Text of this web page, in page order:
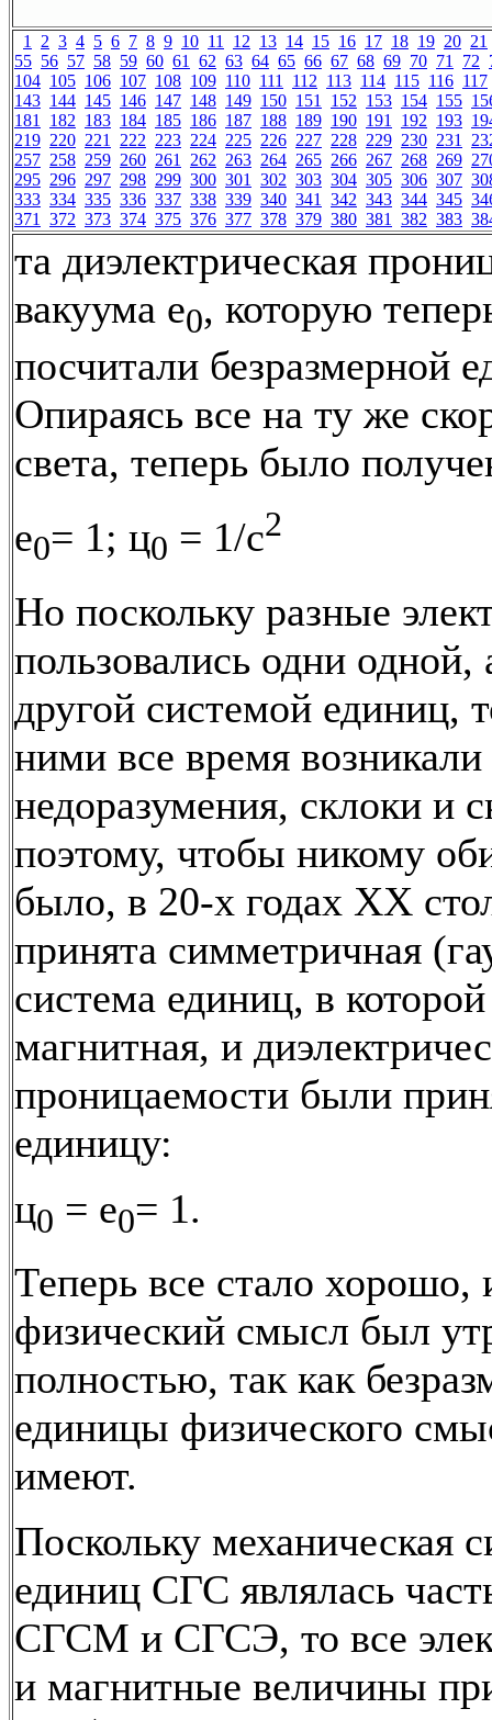
1 2 3 4 5 6 7 8 9 10 11 12 13 14 15 16 17 18 19 20 21
55 56 57 58 59 60 61 62 63 64 65 66 67 68 69 70 71 72
104 105 106 107 108 109 110 111 112 113 114 115 116 117
143 144 145 146 147 148 149 150 151 152 153 154 155
181 182 183 184 185 186 187 188 189 190 191 192 193
219 220 221 222 223 224 225 226 227 228 229 230 231
257 258 259 260 261 262 263 264 265 266 267 268 269
295 296 297 298 299 300 301 302 303 304 305 306 307
333 334 335 336 337 338 339 340 341 342 343 344 345
371 372 373 374 375 376 377 378 379 380 381 382 383
та диэлектрическая
вакуума е0, которую
посчитали безразмерной
Опираясь все на ту же
света, теперь было
е0= 1; ц0 = 1/с2
Но поскольку разные
пользовались одни одной,
другой системой единиц,
ними все время возникали
недоразумения, склоки и
поэтому, чтобы никому
было, в 20-х годах XX
принята симметричная
система единиц, в
магнитная, и
проницаемости были
единицу:
ц0 = е0= 1.
Теперь все стало хорошо,
физический смысл был
полностью, так как
единицы физического
имеют.
Поскольку механическая
единиц СГС являлась
СГСМ и СГСЭ, то все
и магнитные величины